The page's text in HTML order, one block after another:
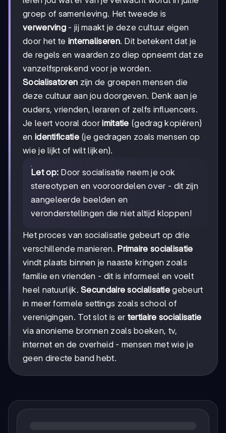
groep of samenleving. Het tweede is
verwerving - jij maakt je deze cultuur eigen
door het te internaliseren. Dit betekent dat je
de regels en waarden zo diep opneemt dat ze
vanzelfsprekend voor je worden.
Socialisatoren zijn de groepen mensen die
deze cultuur aan jou doorgeven. Denk aan je
ouders, vrienden, leraren of zelfs influencers.
Je leert vooral doorimitatie (gedrag kopiëren)
en identificatie(je gedragen zoals mensen op
wie je lijkt of wilt lijken).
Let op: Door socialisatie neem je ook
stereotypen en vooroordelen over - dit zijn
aangeleerde beelden en
veronderstellingen die niet altijd kloppen!
Het proces van socialisatie gebeurt op drie
verschillende manieren. Primaire socialisatie
vindt plaats binnen je naaste kringen zoals
familie en vrienden - dit is informeel en voelt
heel natuurlijk.Secundaire socialisatie gebeurt
in meer formele settings zoals school of
verenigingen. Tot slot is er tertiaire socialisatie
via anonieme bronnen zoals boeken, tv,
internet en de overheid - mensen met wie je
geen directe band hebt.